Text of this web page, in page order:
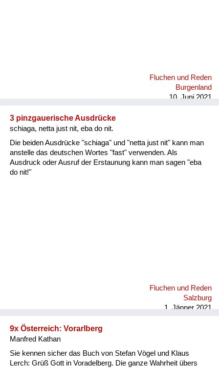
Fluchen und Reden
Burgenland
10. Juni 2021
3 pinzgauerische Ausdrücke
schiaga, netta just nit, eba do nit.
Die beiden Ausdrücke "schiaga" und "netta just nit" kann man
anstelle das deutschen Wortes "fast" verwenden. Als
Ausdruck oder Ausruf der Erstaunung kann man sagen "eba
do nit!"
Fluchen und Reden
Salzburg
1. Jänner 2021
9x Österreich: Vorarlberg
Manfred Kathan
Sie kennen sicher das Buch von Stefan Vögel und Klaus
Lerch: Grüß Gott in Voradelberg. Die ganze Wahrheit übers